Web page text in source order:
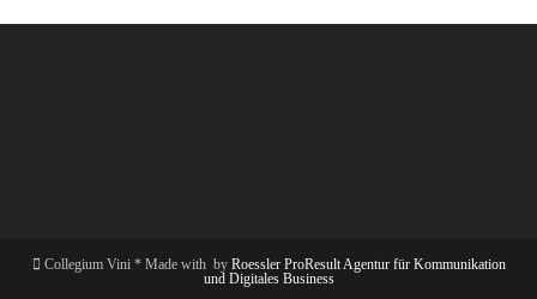
Collegium Vini * Made with by Roessler ProResult Agentur für Kommunikation
und Digitales Business